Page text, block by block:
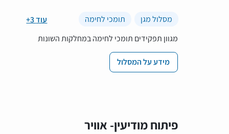
+3 עוד מסלול מגן
תומכי לחימה
מגוון תפקידים תומכי לחימה במחלקות השונות
מידע על המסלול
פיתוח מודיעין- אוויר